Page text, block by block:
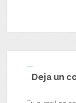
Deja un